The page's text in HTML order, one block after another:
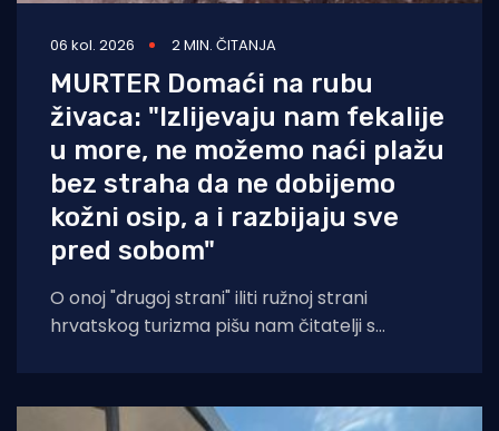
06 kol. 2026 2 MIN. ČITANJA
MURTER Domaći na rubu
živaca: "Izlijevaju nam fekalije
u more, ne možemo naći plažu
bez straha da ne dobijemo
kožni osip, a i razbijaju sve
pred sobom"
O onoj "drugoj strani" iliti ružnoj strani
hrvatskog turizma pišu nam čitatelji s